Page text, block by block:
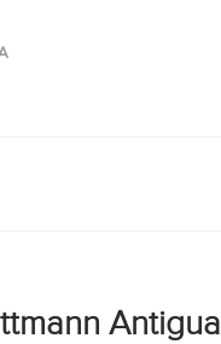
Antigua